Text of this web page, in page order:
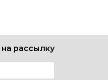
рассылку